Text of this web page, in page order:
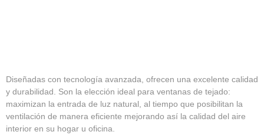
Diseñadas con tecnología avanzada, ofrecen una excelente calidad
y durabilidad. Son la elección ideal para ventanas de tejado:
maximizan la entrada de luz natural, al tiempo que posibilitan la
ventilación de manera eficiente mejorando así la calidad del aire
interior en su hogar u oficina.